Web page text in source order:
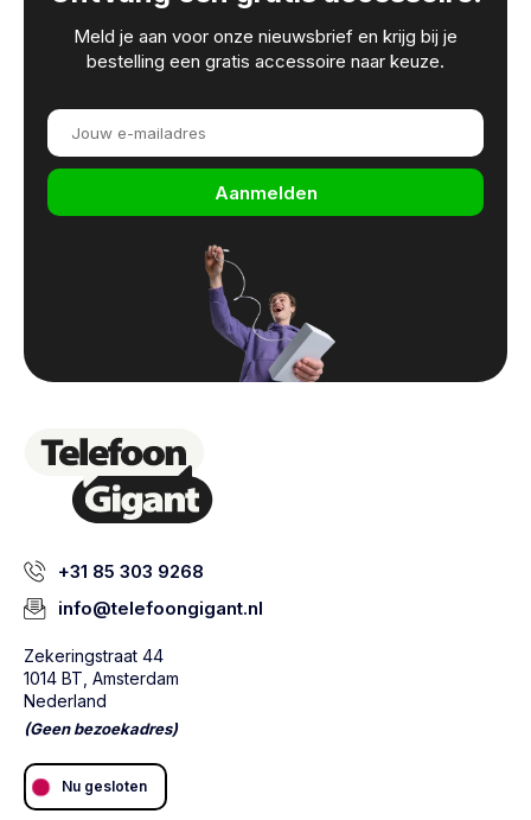
Meld je aan voor onze nieuwsbrief en krijg bij je
bestelling een gratis accessoire naar keuze.
Aanmelden
+31 85 303 9268
info@telefoongigant.nl
Zekeringstraat 44
1014 BT, Amsterdam
Nederland
(Geen bezoekadres)
Nu gesloten